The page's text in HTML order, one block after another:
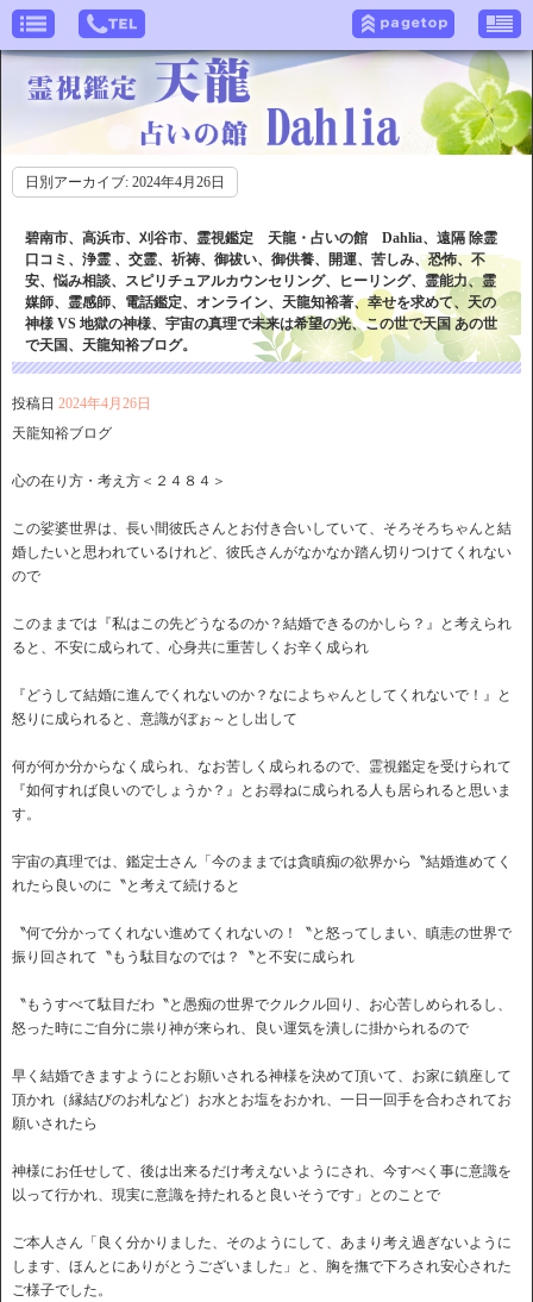
日別アーカイブ: 2024年4月26日
碧南市、高浜市、刈谷市、霊視鑑定 天龍・占いの館 Dahlia、遠隔 除霊
口コミ、浄霊 、交霊、祈祷、御祓い、御供養、開運、苦しみ、恐怖、不
安、悩み相談、スピリチュアルカウンセリング、ヒーリング、霊能力、霊
媒師、霊感師、電話鑑定、オンライン、天龍知裕著、幸せを求めて、天の
神様 VS 地獄の神様、宇宙の真理で未来は希望の光、この世で天国 あの世
で天国、天龍知裕ブログ。
投稿日 2024年4月26日
天龍知裕ブログ
心の在り方・考え方＜２４８４＞
この娑婆世界は、長い間彼氏さんとお付き合いしていて、そろそろちゃんと結
婚したいと思われているけれど、彼氏さんがなかなか踏ん切りつけてくれない
ので
このままでは『私はこの先どうなるのか？結婚できるのかしら？』と考えられ
ると、不安に成られて、心身共に重苦しくお辛く成られ
『どうして結婚に進んでくれないのか？なによちゃんとしてくれないで！』と
怒りに成られると、意識がぼぉ～とし出して
何が何か分からなく成られ、なお苦しく成られるので、霊視鑑定を受けられて
『如何すれば良いのでしょうか？』とお尋ねに成られる人も居られると思いま
す。
宇宙の真理では、鑑定士さん「今のままでは貪瞋痴の欲界から〝結婚進めてく
れたら良いのに〝と考えて続けると
〝何で分かってくれない進めてくれないの！〝と怒ってしまい、瞋恚の世界で
振り回されて〝もう駄目なのでは？〝と不安に成られ
〝もうすべて駄目だわ〝と愚痴の世界でクルクル回り、お心苦しめられるし、
怒った時にご自分に祟り神が来られ、良い運気を潰しに掛かられるので
早く結婚できますようにとお願いされる神様を決めて頂いて、お家に鎮座して
頂かれ（縁結びのお札など）お水とお塩をおかれ、一日一回手を合わされてお
願いされたら
神様にお任せして、後は出来るだけ考えないようにされ、今すべく事に意識を
以って行かれ、現実に意識を持たれると良いそうです」とのことで
ご本人さん「良く分かりました、そのようにして、あまり考え過ぎないように
します、ほんとにありがとうございました」と、胸を撫で下ろされ安心された
ご様子でした。